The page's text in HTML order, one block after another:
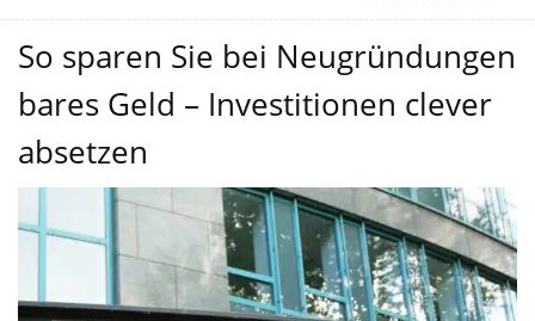
So sparen Sie bei Neugründungen
bares Geld – Investitionen clever
absetzen